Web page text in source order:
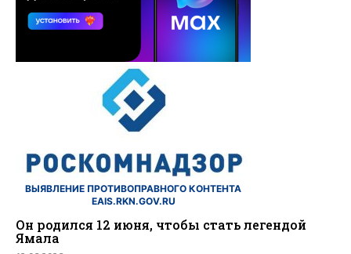
ВЫЯВЛЕНИЕ ПРОТИВОПРАВНОГО КОНТЕНТА
EAIS.RKN.GOV.RU
Он родился 12 июня, чтобы стать легендой
Ямала